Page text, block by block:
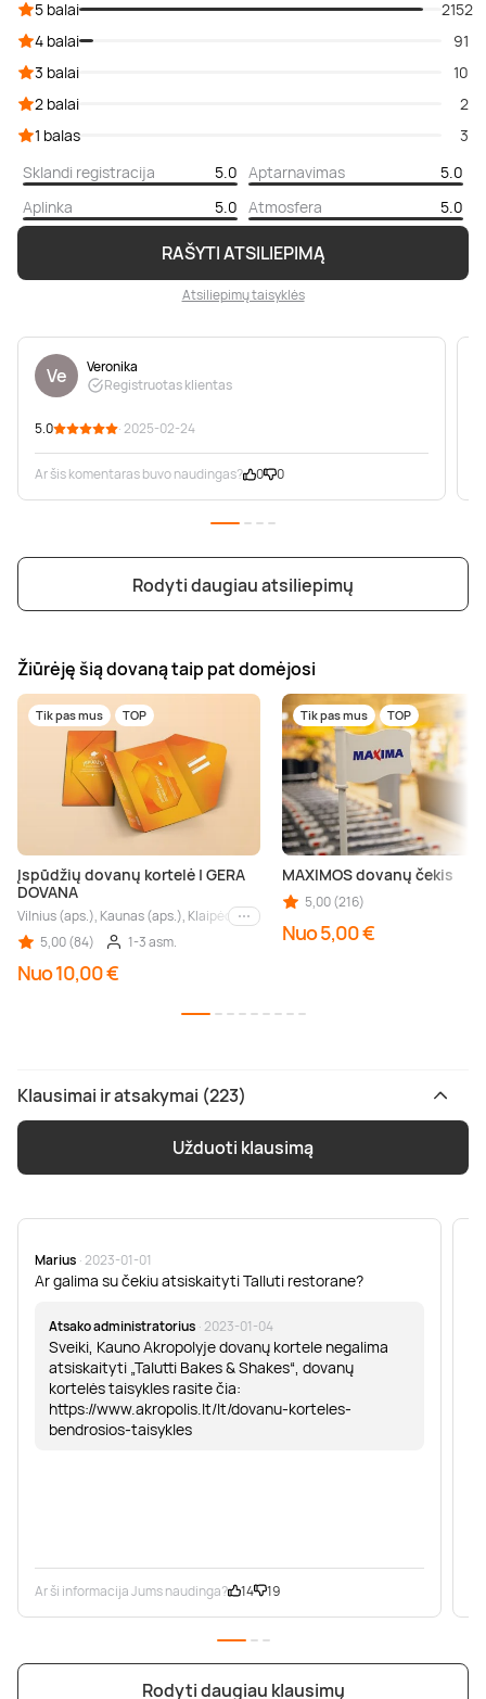
RAŠYTI ATSILIEPIMĄ
Atsiliepimų taisyklės
5 balai
2152
4 balai
91
3 balai
10
2 balai
2
1 balas
3
Sklandi registracija
5.0 Aptarnavimas
5.0
Aplinka
5.0 Atmosfera 5.0
Ve
Veronika
Registruotas klientas
5.0 · 2025-02-24
Ar šis komentaras buvo naudingas? 0 0
Rodyti daugiau atsiliepimų
Žiūrėję šią dovaną taip pat domėjosi
Tik pas mus TOP
Įspūdžių dovanų kortelė | GERA
DOVANA
Vilnius (aps.), Kaunas (aps.), Klaipėda (aps.), Palanga (aps.), Nida (aps.),
Kiti miestai
5,00 (84)
1-3 asm.
Nuo 10,00 €
Tik pas mus TOP
MAXIMOS dovanų čekis
5,00 (216)
Nuo 5,00 €
Klausimai ir atsakymai (223)
Užduoti klausimą
Marius · 2023-01-01
Ar galima su čekiu atsiskaityti Talluti restorane?
Atsako administratorius · 2023-01-04
Sveiki, Kauno Akropolyje dovanų kortele negalima
atsiskaityti „Talutti Bakes & Shakes“, dovanų
kortelės taisykles rasite čia:
https://www.akropolis.lt/lt/dovanu-korteles-
bendrosios-taisykles
Ar ši informacija Jums naudinga? 14 19
Rodyti daugiau klausimų